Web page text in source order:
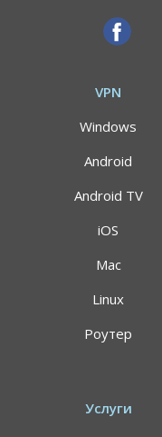
Воспользуйтесь
ALTVPN, и сэкомьте
191.8$
VPN
Windows
Android
Android TV
iOS
Mac
Linux
Роутер
Услуги